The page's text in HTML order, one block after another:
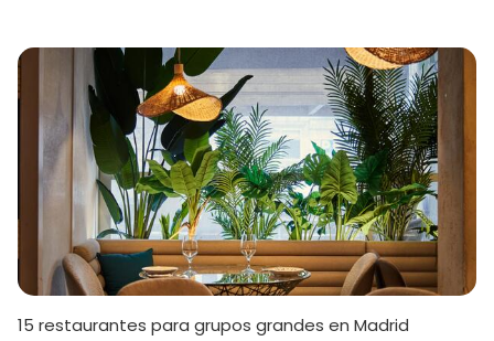
15 restaurantes para grupos grandes en Madrid